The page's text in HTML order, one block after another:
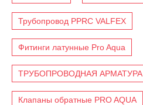
Трубопровод PPRC VALFEX
Фитинги латунные Pro Aqua
ТРУБОПРОВОДНАЯ АРМАТУРА
Клапаны обратные PRO AQUA